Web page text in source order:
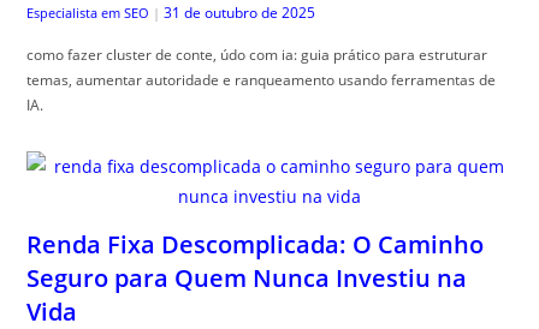
Especialista em SEO | 31 de outubro de 2025
como fazer cluster de conte, údo com ia: guia prático para estruturar
temas, aumentar autoridade e ranqueamento usando ferramentas de
IA.
Renda Fixa Descomplicada: O Caminho
Seguro para Quem Nunca Investiu na
Vida